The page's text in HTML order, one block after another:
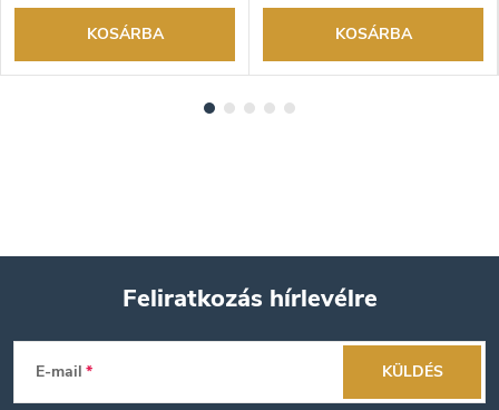
KOSÁRBA KOSÁRBA
L
Feliratkozás hírlevélre
E-mail KÜLDÉS